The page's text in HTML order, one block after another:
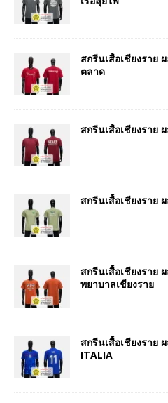
สกรีนเสื้อเชียงราย
ตลาด
สกรีนเสื้อเชียงราย
สกรีนเสื้อเชียงราย
สกรีนเสื้อเชียงราย
พยาบาลเชียงราย
สกรีนเสื้อเชียงราย
ITALIA